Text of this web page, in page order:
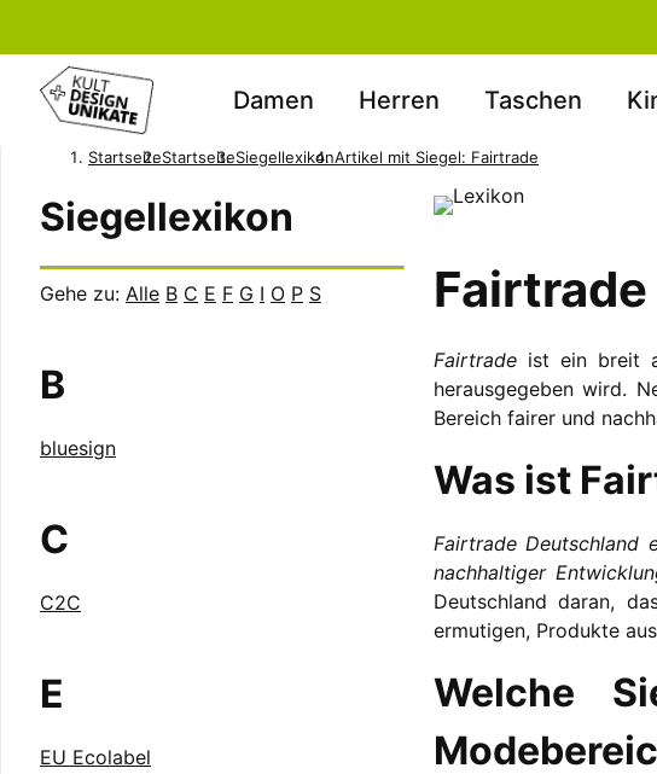
Damen Herren Taschen
StartseiteStartseiteSiegellexikonArtikel mit Siegel: Fairtrade
Fairtrade
Fairtradeist ein breit
herausgegeben wird.
Bereich fairer und
Was ist
Fairtrade Deutschland
nachhaltiger
Deutschland daran,
ermutigen, Produkte
Welche
Siegellexikon
Gehe zu: Alle B C E F G I O P S
B
bluesign
C
C2C
E
EU Ecolabel